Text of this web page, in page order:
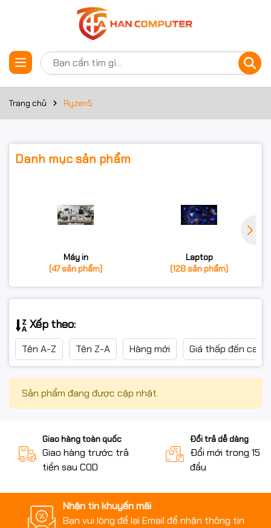
Trang chủ Ryzen5
Danh mục sản phẩm
Máy in
(47 sản phẩm)
Laptop
(128 sản phẩm)
Xếp theo:
Tên A-Z Tên Z-A Hàng mới Giá thấp đến cao
Sản phẩm đang được cập nhật.
Giao hàng toàn quốc
Giao hàng trước trả
tiền sau COD
Đổi trả dễ dàng
Đổi mới trong 15
đầu
Nhận tin khuyến mãi
Bạn vui lòng để lại Email để nhận thông tin